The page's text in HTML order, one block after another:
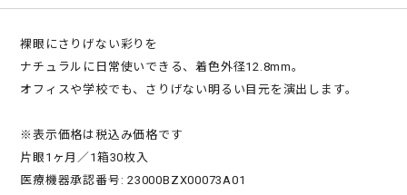
裸眼にさりげない彩りを
ナチュラルに日常使いできる、着色外径12.8mm。
オフィスや学校でも、さりげない明るい目元を演出します。
※表示価格は税込み価格です
片眼1ヶ月／1箱30枚入
医療機器承認番号: 23000BZX00073A01